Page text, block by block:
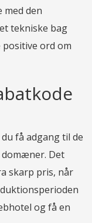
den
tekniske bag
ord om
få adgang til de
Det
skarp pris, når
og få en